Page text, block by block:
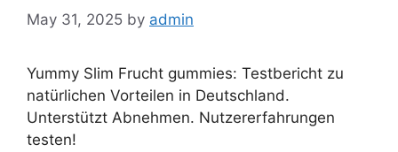
May 31, 2025 by admin
Yummy Slim Frucht gummies: Testbericht zu
natürlichen Vorteilen in Deutschland.
Unterstützt Abnehmen. Nutzererfahrungen
testen!